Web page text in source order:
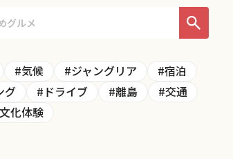
#気候 #ジャングリア
#宿泊
グ
#ドライブ #離島
#交通
化体験